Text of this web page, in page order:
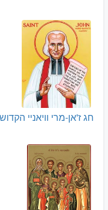
חג ז'אן-מרי וויאניי הקדוש – ה-4